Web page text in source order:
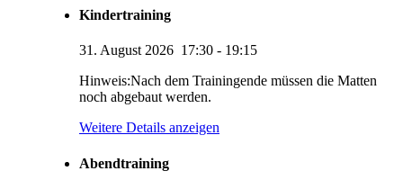
Kindertraining
31. August 2026 17:30 - 19:15
Hinweis:Nach dem Trainingende müssen die Matten
noch abgebaut werden.
Weitere Details anzeigen
Abendtraining